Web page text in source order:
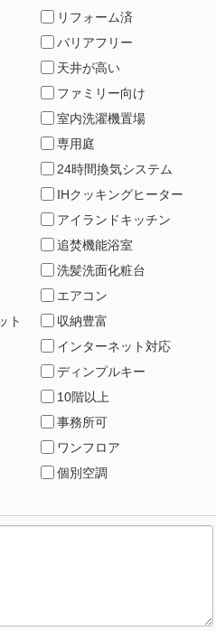
リフォーム済
バリアフリー
天井が高い
ファミリー向け
室内洗濯機置場
専用庭
24時間換気システム
IHクッキングヒーター
アイランドキッチン
追焚機能浴室
洗髪洗面化粧台
エアコン
ト
収納豊富
インターネット対応
ディンプルキー
10階以上
事務所可
ワンフロア
個別空調